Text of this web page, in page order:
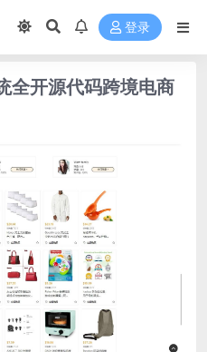
登录
全开源代码跨境电商